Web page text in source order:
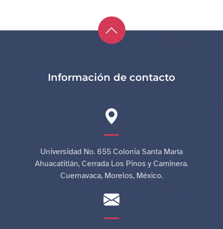
Información de contacto
Universidad No. 655 Colonia Santa María
Ahuacatitlán, Cerrada Los Pinos y Caminera.
Cuernavaca, Morelos, México.